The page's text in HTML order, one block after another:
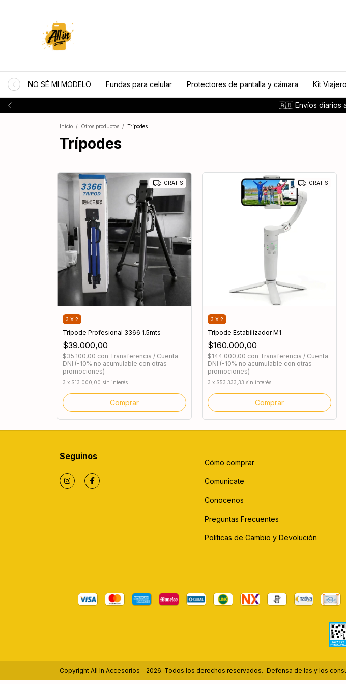
🇦🇷 Envíos diarios
NO SÉ MI MODELO Fundas para celular Protectores de pantalla y cámara Kit Viajero
Inicio / Otros productos / Trípodes
Trípodes
GRATIS
3 X 2
Trípode Profesional 3366 1.5mts
$39.000,00
$35.100,00 con Transferencia / Cuenta
DNI (-10% no acumulable con otras
promociones)
3 x $13.000,00 sin interés
GRATIS
3 X 2
Trípode Estabilizador M1
$160.000,00
$144.000,00 con Transferencia / Cuenta
DNI (-10% no acumulable con otras
promociones)
3 x $53.333,33 sin interés
Seguinos
Cómo comprar
Comunicate
Conocenos
Preguntas Frecuentes
Políticas de Cambio y Devolución
Copyright All In Accesorios - 2026. Todos los derechos reservados. Defensa de las y los